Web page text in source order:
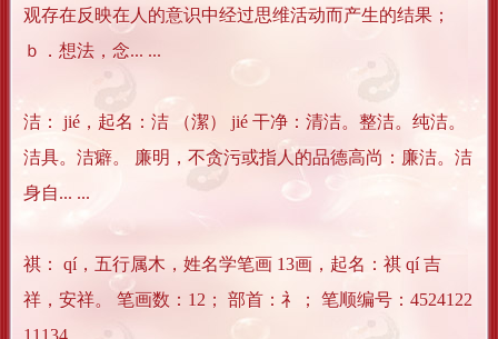
观存在反映在人的意识中经过思维活动而产生的结果；
ｂ．想法，念... ...
洁： jié，起名：洁 （潔） jié 干净：清洁。整洁。纯洁。
洁具。洁癖。 廉明，不贪污或指人的品德高尚：廉洁。洁
身自... ...
祺： qí，五行属木，姓名学笔画 13画，起名：祺 qí 吉
祥，安祥。 笔画数：12； 部首：礻； 笔顺编号：4524122